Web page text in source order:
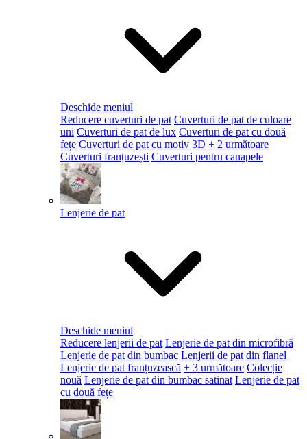
Deschide meniul
Reducere cuverturi de pat Cuverturi de pat de culoare
uni Cuverturi de pat de lux Cuverturi de pat cu două
fețe Cuverturi de pat cu motiv 3D + 2 următoare
Cuverturi franțuzești Cuverturi pentru canapele
Lenjerie de pat
Deschide meniul
Reducere lenjerii de pat Lenjerie de pat din microfibră
Lenjerie de pat din bumbac Lenjerii de pat din flanel
Lenjerie de pat franțuzească + 3 următoare Colecție
nouă Lenjerie de pat din bumbac satinat Lenjerie de pat
cu două fețe